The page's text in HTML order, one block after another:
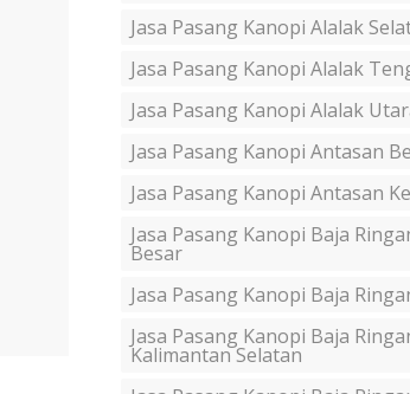
Jasa Pasang Kanopi Alalak
Jasa Pasang Kanopi Alalak
Jasa Pasang Kanopi Alalak
Jasa Pasang Kanopi Antasan
Jasa Pasang Kanopi Antasan
Jasa Pasang Kanopi Baja
Besar
Jasa Pasang Kanopi Baja
Jasa Pasang Kanopi Baja
Kalimantan Selatan